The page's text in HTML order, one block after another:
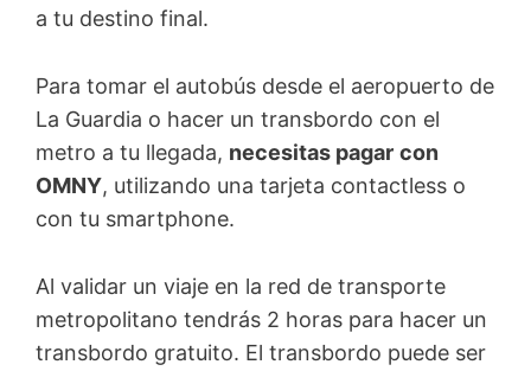
a tu destino final.
Para tomar el autobús desde el aeropuerto de
La Guardia o hacer un transbordo con el
metro a tu llegada, necesitas pagar con
OMNY, utilizando una tarjeta contactless o
con tu smartphone.
Al validar un viaje en la red de transporte
metropolitano tendrás 2 horas para hacer un
transbordo gratuito. El transbordo puede ser